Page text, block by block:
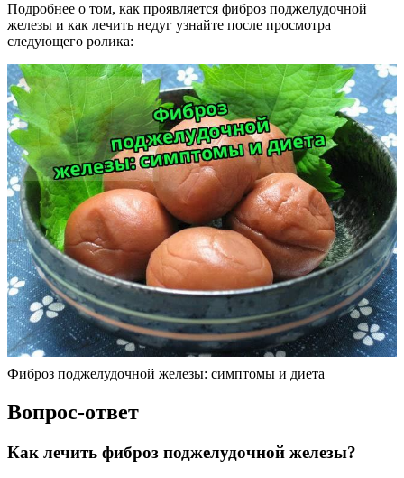
Подробнее о том, как проявляется фиброз поджелудочной
железы и как лечить недуг узнайте после просмотра
следующего ролика:
Фиброз поджелудочной железы: симптомы и диета
Вопрос-ответ
Как лечить фиброз поджелудочной железы?